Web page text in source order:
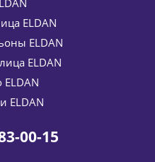
(флюид) Hydro C intensive
4*7 мл
1 026руб.
ELDAN
ELDAN
ELDAN
ELDAN
00-15